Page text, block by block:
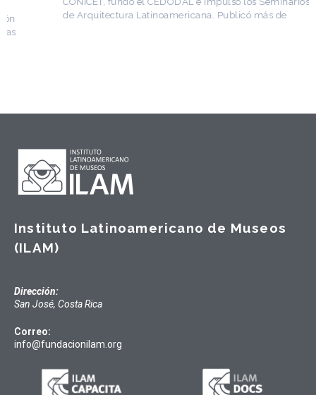
de Arquitectura Latinoamericana. Publicó más de
Instituto Latinoamericano de Museos
(ILAM)
Dirección:
San José, Costa Rica
Correo:
info@fundacionilam.org